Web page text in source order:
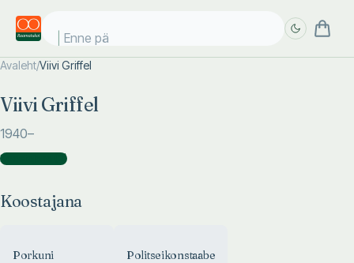
Enne päi
Avaleht/Viivi Griffel
Viivi Griffel
1940–
Koostajana )
Koostajana
Porkuni
Politseikonstaabel